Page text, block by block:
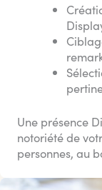
Une présence
notoriété de
personnes, au